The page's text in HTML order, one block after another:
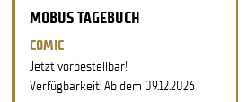
MOBUS TAGEBUCH
COMIC
Jetzt vorbestellbar!
Verfügbarkeit: Ab dem 09.12.2026